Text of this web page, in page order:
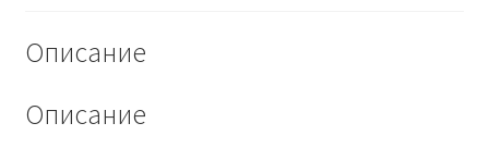
Описание
Описание